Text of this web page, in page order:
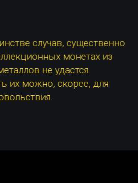
случав, существенно
монетах из
не удастся.
их можно, скорее, для